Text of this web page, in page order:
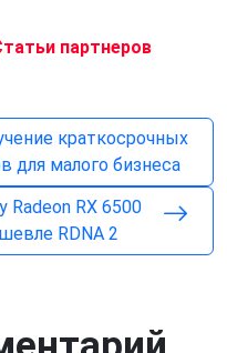
партнеров
краткосрочных
для малого бизнеса
Radeon RX 6500
RDNA 2